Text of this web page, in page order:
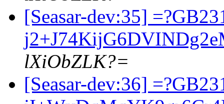
[Seasar-dev:35]
lXiObZLK?=
[Seasar-dev:36]